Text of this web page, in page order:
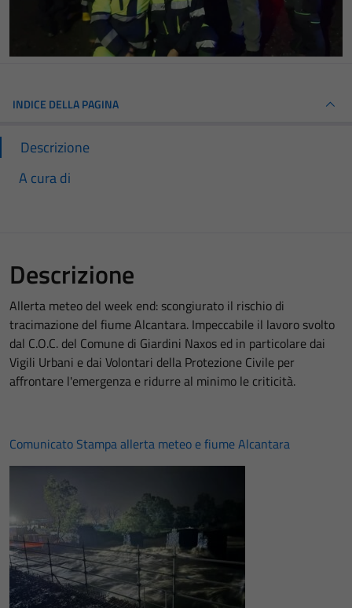
INDICE DELLA PAGINA
Descrizione
A cura di
Descrizione
Allerta meteo del week end: scongiurato il rischio di
tracimazione del fiume Alcantara. Impeccabile il lavoro svolto
dal C.O.C. del Comune di Giardini Naxos ed in particolare dai
Vigili Urbani e dai Volontari della Protezione Civile per
affrontare l'emergenza e ridurre al minimo le criticità.
Comunicato Stampa allerta meteo e fiume Alcantara